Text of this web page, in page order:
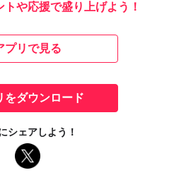
や応援で盛り上げよう！
プリで見る
をダウンロード
シェアしよう！